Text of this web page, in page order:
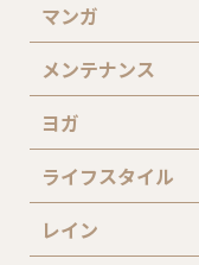
マンガ
メンテナンス
ヨガ
ライフスタイル
レイン